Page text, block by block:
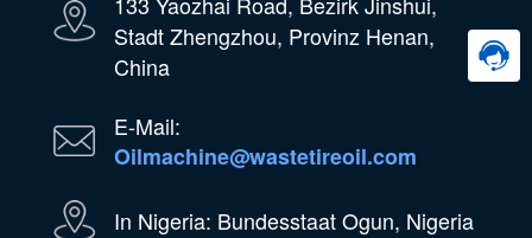
Stadt Zhengzhou, Provinz Henan,
China
E-Mail:
Oilmachine@wastetireoil.com
In Nigeria: Bundesstaat Ogun, Nigeria